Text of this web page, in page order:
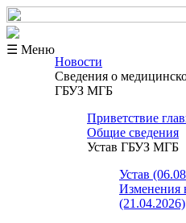
☰ Меню
Новости
Сведения о
ГБУЗ МГБ
Приветствие
Общие сведения
Устав ГБУЗ МГБ
Устав
Изменения
(21.04.2026)